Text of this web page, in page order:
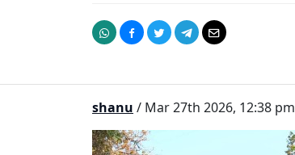
shanu / Mar 27th 2026, 12:38 pm